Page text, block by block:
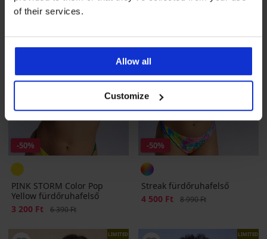
of their services.
Allow all
Customize
-50%
PINK STORM Color Pop
Yellow fürdőruhafelső
Kedvezmény
3 200 Ft Eredeti ár
6 390 Ft
-50%
Streak fürdőruhafelső
Kedvezmény
4 500 Ft Eredeti ár
8 990 Ft
LIMITED LIMITED